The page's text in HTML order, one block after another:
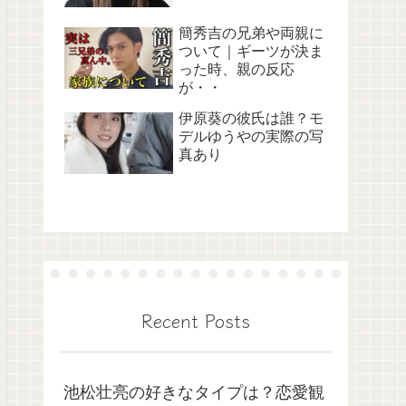
簡秀吉の兄弟や両親に
ついて｜ギーツが決ま
った時、親の反応
が・・
伊原葵の彼氏は誰？モ
デルゆうやの実際の写
真あり
Recent Posts
池松壮亮の好きなタイプは？恋愛観